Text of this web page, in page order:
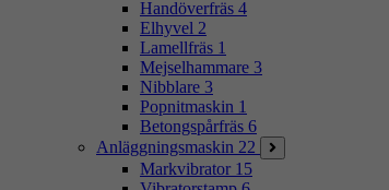
Handöverfräs 4
Elhyvel 2
Lamellfräs 1
Mejselhammare 3
Nibblare 3
Popnitmaskin 1
Betongspårfräs 6
Anläggningsmaskin 22
Markvibrator 15